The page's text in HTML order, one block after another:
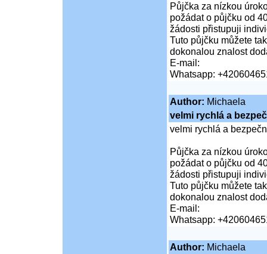
Půjčka za nízkou
požádat o půjčku od
žádosti přistupuji
Tuto půjčku můžete
dokonalou znalost
E-mail:
Whatsapp:
Author: Michaela
velmi rychlá a
velmi rychlá a
Půjčka za nízkou
požádat o půjčku od
žádosti přistupuji
Tuto půjčku můžete
dokonalou znalost
E-mail:
Whatsapp:
Author: Michaela